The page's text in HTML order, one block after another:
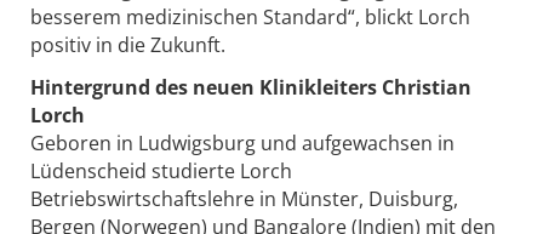
besserem medizinischen Standard“, blickt Lorch
positiv in die Zukunft.
Hintergrund des neuen Klinikleiters Christian
Lorch
Geboren in Ludwigsburg und aufgewachsen in
Lüdenscheid studierte Lorch
Betriebswirtschaftslehre in Münster, Duisburg,
Bergen (Norwegen) und Bangalore (Indien) mit den